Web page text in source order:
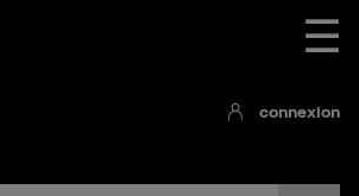
☰
connexion